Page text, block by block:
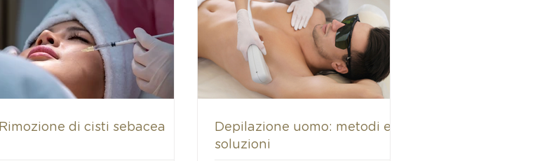
Rimozione di cisti sebacea
Depilazione uomo: metodi e
soluzioni